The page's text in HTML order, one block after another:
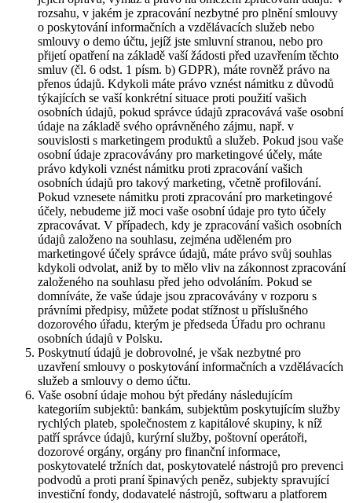
rozsahu, v jakém je zpracování nezbytné pro plnění smlouvy
o poskytování informačních a vzdělávacích služeb nebo
smlouvy o demo účtu, jejíž jste smluvní stranou, nebo pro
přijetí opatření na základě vaší žádosti před uzavřením těchto
smluv (čl. 6 odst. 1 písm. b) GDPR), máte rovněž právo na
přenos údajů. Kdykoli máte právo vznést námitku z důvodů
týkajících se vaší konkrétní situace proti použití vašich
osobních údajů, pokud správce údajů zpracovává vaše osobní
údaje na základě svého oprávněného zájmu, např. v
souvislosti s marketingem produktů a služeb. Pokud jsou vaše
osobní údaje zpracovávány pro marketingové účely, máte
právo kdykoli vznést námitku proti zpracování vašich
osobních údajů pro takový marketing, včetně profilování.
Pokud vznesete námitku proti zpracování pro marketingové
účely, nebudeme již moci vaše osobní údaje pro tyto účely
zpracovávat. V případech, kdy je zpracování vašich osobních
údajů založeno na souhlasu, zejména uděleném pro
marketingové účely správce údajů, máte právo svůj souhlas
kdykoli odvolat, aniž by to mělo vliv na zákonnost zpracování
založeného na souhlasu před jeho odvoláním. Pokud se
domníváte, že vaše údaje jsou zpracovávány v rozporu s
právními předpisy, můžete podat stížnost u příslušného
dozorového úřadu, kterým je předseda Úřadu pro ochranu
osobních údajů v Polsku.
Poskytnutí údajů je dobrovolné, je však nezbytné pro
uzavření smlouvy o poskytování informačních a vzdělávacích
služeb a smlouvy o demo účtu.
Vaše osobní údaje mohou být předány následujícím
kategoriím subjektů: bankám, subjektům poskytujícím služby
rychlých plateb, společnostem z kapitálové skupiny, k níž
patří správce údajů, kurýrní služby, poštovní operátoři,
dozorové orgány, orgány pro finanční informace,
poskytovatelé tržních dat, poskytovatelé nástrojů pro prevenci
podvodů a proti praní špinavých peněz, subjekty spravující
investiční fondy, dodavatelé nástrojů, softwaru a platforem